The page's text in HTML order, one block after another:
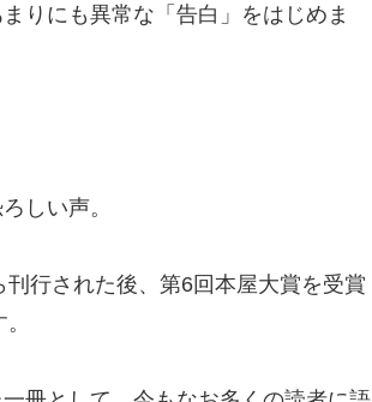
りにも異常な「告白」をはじめま
しい声。
行された後、第6回本屋大賞を受賞